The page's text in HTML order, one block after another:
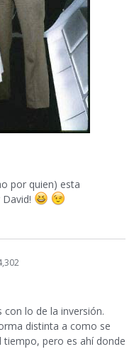
por quien) esta
lo de la inversión.
distinta a como se
pero es ahí donde